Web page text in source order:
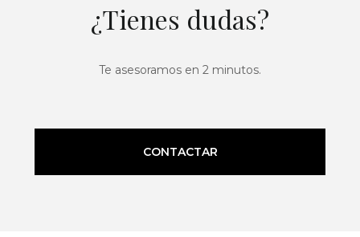
¿Tienes dudas?
Te asesoramos en 2 minutos.
CONTACTAR